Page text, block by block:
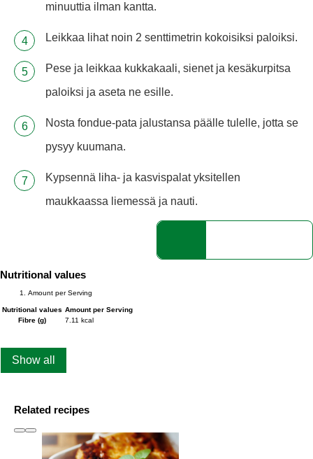
minuuttia ilman kantta.
Leikkaa lihat noin 2 senttimetrin kokoisiksi paloiksi.
Pese ja leikkaa kukkakaali, sienet ja kesäkurpitsa
paloiksi ja aseta ne esille.
Nosta fondue-pata jalustansa päälle tulelle, jotta se
pysyy kuumana.
Kypsennä liha- ja kasvispalat yksitellen
maukkaassa liemessä ja nauti.
Nutritional values
Amount per Serving
Nutritional values Amount per Serving
Fibre (g)
7.11 kcal
Show all
Related recipes
1 to 3of 5